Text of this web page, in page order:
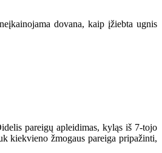
dovana, kaip įžiebta ugnis
pareigų apleidimas, kyląs iš 7-tojo
kiekvieno žmogaus pareiga pripažinti,